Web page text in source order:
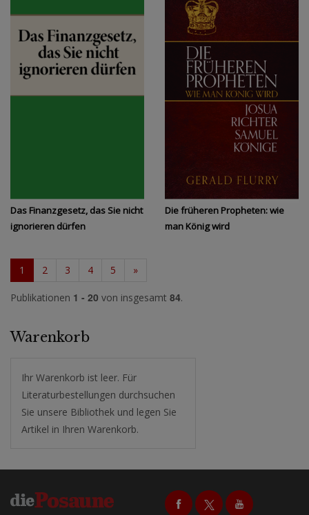
Das Finanzgesetz, das Sie nicht
ignorieren dürfen
Die früheren Propheten: wie
man König wird
1 2 3 4 5 »
Publikationen 1 - 20 von insgesamt 84.
Warenkorb
Ihr Warenkorb ist leer. Für
Literaturbestellungen durchsuchen
Sie unsere Bibliothek und legen Sie
Artikel in Ihren Warenkorb.